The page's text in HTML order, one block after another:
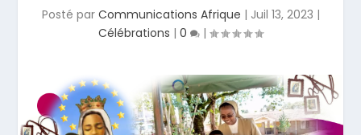
Posté par Communications Afrique | Juil 13, 2023 |
Célébrations | 0 |